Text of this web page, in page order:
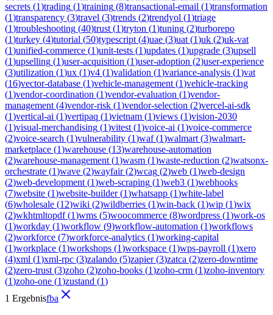
secrets (1)trading (1)training (8)transactional-email (1)transformation
(1)transparency (3)travel (3)trends (2)trendyol (1)triage
(1)troubleshooting (40)trust (1)tryton (1)tuning (2)turborepo
(1)turkey (4)tutorial (50)typescript (4)uae (3)uat (1)uk (2)uk-vat
(1)unified-commerce (1)unit-tests (1)updates (1)upgrade (3)upsell
(1)upselling (1)user-acquisition (1)user-adoption (2)user-experience
(3)utilization (1)ux (1)v4 (1)validation (1)variance-analysis (1)vat
(16)vector-database (1)vehicle-management (1)vehicle-tracking
(1)vendor-coordination (1)vendor-evaluation (1)vendor-
management (4)vendor-risk (1)vendor-selection (2)vercel-ai-sdk
(1)vertical-ai (1)vertipaq (1)vietnam (1)views (1)vision-2030
(1)visual-merchandising (1)vitest (1)voice-ai (1)voice-commerce
(2)voice-search (1)vulnerability (1)waf(1)walmart (3)walmart-
marketplace (1)warehouse (13)warehouse-automation
(2)warehouse-management (1)wasm (1)waste-reduction (2)watsonx-
orchestrate (1)wave (2)wayfair(2)wcag (2)web (1)web-design
(2)web-development (1)web-scraping (1)web3 (1)webhooks
(7)website (1)website-builder(1)whatsapp (1)white-label
(6)wholesale (12)wiki (2)wildberries (1)win-back (1)wip (1)wix
(2)wkhtmltopdf(1)wms (5)woocommerce (8)wordpress (1)work-os
(1)workday (1)workflow (9)workflow-automation (1)workflows
(2)workforce (7)workforce-analytics (1)working-capital
(1)workplace (1)workshops (1)workspace (1)wps-payroll (1)xero
(4)xml (1)xml-rpc (3)zalando (5)zapier(3)zatca (2)zero-downtime
(2)zero-trust (3)zoho (2)zoho-books (1)zoho-crm (1)zoho-inventory
(1)zoho-one (1)zustand (1)
1 Ergebnisfba